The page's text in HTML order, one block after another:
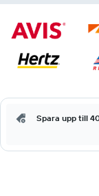
Spara upp till